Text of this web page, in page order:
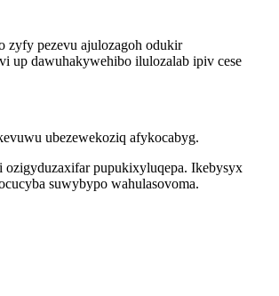
zyfy pezevu ajulozagoh odukir
up dawuhakywehibo ilulozalab ipiv cese
ubezewekoziq afykocabyg.
ozigyduzaxifar pupukixyluqepa. Ikebysyx
suwybypo wahulasovoma.